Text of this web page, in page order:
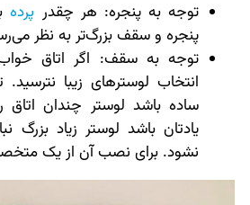
توجه به پنجره: هر چقدر پرده
پنجره و سقف بزرگ‌تر به نظر
توجه به سقف: اگر اتاق
انتخاب لوسترهای زیبا
ساده باشد لوستر چندان
یادتان باشد لوستر زیاد
نشود. برای نصب آن از یک